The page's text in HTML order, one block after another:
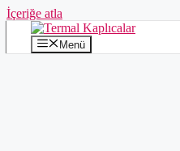
İçeriğe atla
Menü